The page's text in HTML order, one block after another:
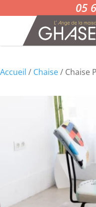
05
Accueil / Chaise/ Chaise